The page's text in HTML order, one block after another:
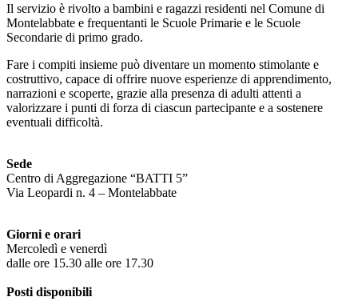
Il servizio è rivolto a bambini e ragazzi residenti nel Comune di
Montelabbate e frequentanti le Scuole Primarie e le Scuole
Secondarie di primo grado.
Fare i compiti insieme può diventare un momento stimolante e
costruttivo, capace di offrire nuove esperienze di apprendimento,
narrazioni e scoperte, grazie alla presenza di adulti attenti a
valorizzare i punti di forza di ciascun partecipante e a sostenere
eventuali difficoltà.
Sede
Centro di Aggregazione “BATTI 5”
Via Leopardi n. 4 – Montelabbate
Giorni e orari
Mercoledì e venerdì
dalle ore 15.30 alle ore 17.30
Posti disponibili